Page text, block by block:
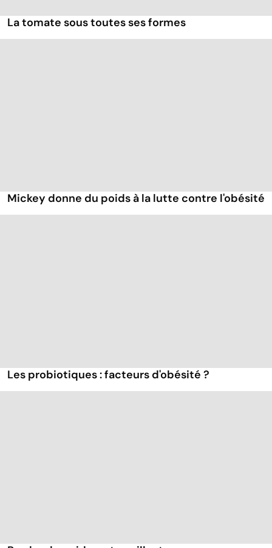
La tomate sous toutes ses formes
Mickey donne du poids à la lutte contre l'obésité
Les probiotiques : facteurs d'obésité ?